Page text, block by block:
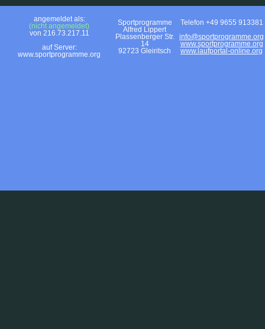
angemeldet als:
(nicht angemeldet)
von 216.73.217.11
auf Server:
www.sportprogramme.org
Sportprogramme
Alfred Lippert
Plassenberger Str.
14
92723 Gleiritsch
Telefon +49 9655 913381
info@sportprogramme.org
www.sportprogramme.org
www.laufportal-online.org